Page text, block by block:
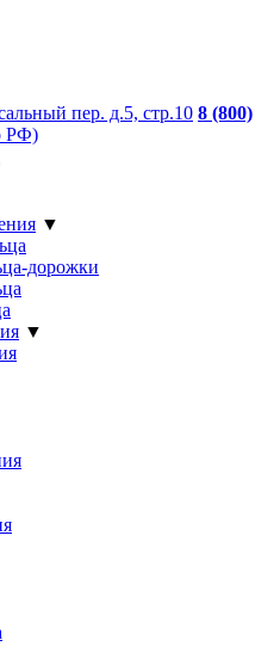
пер. д.5, стр.10 8 (800)
РФ)
▼
дорожки
▼